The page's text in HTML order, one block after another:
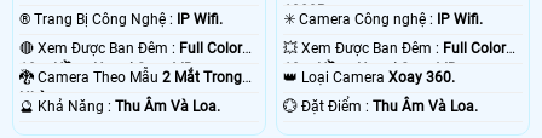
®️ Trang Bị Công Nghệ : IP Wifi.
🔴 Xem Được Ban Đêm : Full Color
10m Hồng Ngoại Smart IR.
🐉️ Camera Theo Mẫu 2 Mắt Trong
Nhà.
️🔮 Khả Năng : Thu Âm Và Loa.
1080P .
✳️ Camera Công nghệ : IP Wifi.
💥 Xem Được Ban Đêm : Full Color
10m Hồng Ngoại Smart IR.
👑 Loại CameraXoay 360.
️💮 Đặt Điểm :Thu Âm Và Loa.